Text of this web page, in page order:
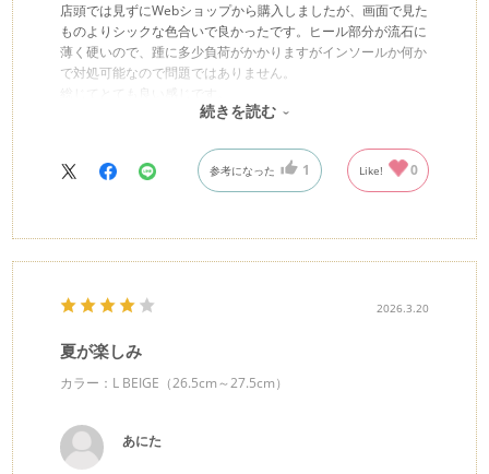
店頭では見ずにWebショップから購入しましたが、画面で見た
ものよりシックな色合いで良かったです。ヒール部分が流石に
薄く硬いので、踵に多少負荷がかかりますがインソールか何か
で対処可能なので問題ではありません。
総じてとても良い感じです。
ただ、ゴム仕様と書かれていたバックベルトがそうではなかっ
続きを読む
参考になった 1 Like! 0
2026.3.20
夏が楽しみ
カラー：L BEIGE（26.5cm～27.5cm）
あにた